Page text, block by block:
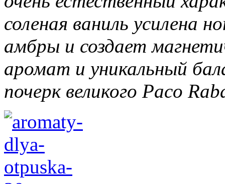
соленая ваниль усилена
амбры и создает
аромат и уникальный
почерк великого Paco